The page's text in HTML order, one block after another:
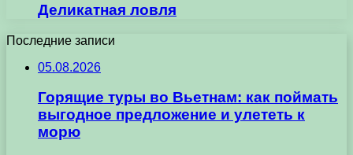
Деликатная ловля
Последние записи
05.08.2026
Горящие туры во Вьетнам: как поймать
выгодное предложение и улететь к
морю